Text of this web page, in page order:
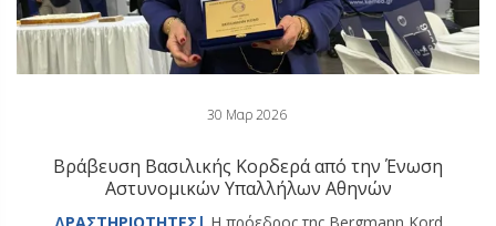
30 Μαρ 2026
Βράβευση Βασιλικής Κορδερά από την Ένωση
Αστυνομικών Υπαλλήλων Αθηνών